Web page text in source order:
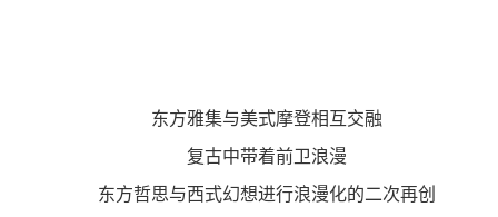
东方雅集与美式摩登相互交融
复古中带着前卫浪漫
东方哲思与西式幻想进行浪漫化的二次再创